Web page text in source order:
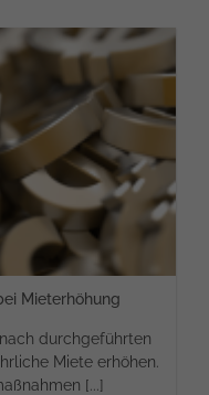
Mieterhöhung
durchgeführten
Miete erhöhen.
[...]